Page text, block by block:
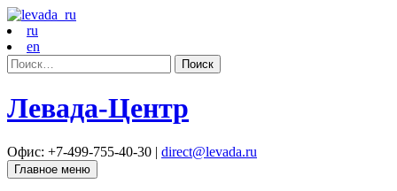
ru
en
Найти:
Левада-Центр
Офис: +7-499-755-40-30 | direct@levada.ru
Главное меню